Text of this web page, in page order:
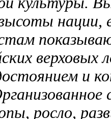
нации,
и
росло,